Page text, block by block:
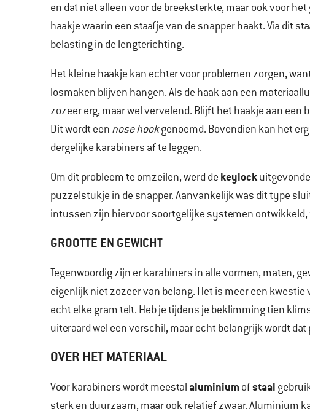
en dat niet alleen voor de breeksterkte, maar ook voor
haakje waarin een staafje van de snapper haakt. Via dit
belasting in de lengterichting.
Het kleine haakje kan echter voor problemen zorgen,
losmaken blijven hangen. Als de haak aan een
zozeer erg, maar wel vervelend. Blijft het haakje aan
Dit wordt een nose hookgenoemd. Bovendien kan het
dergelijke karabiners af te leggen.
Om dit probleem te omzeilen, werd de keylock
puzzelstukje in de snapper. Aanvankelijk was dit type
intussen zijn hiervoor soortgelijke systemen ontwikkeld,
GROOTTE EN GEWICHT
Tegenwoordig zijn er karabiners in alle vormen, maten,
eigenlijk niet zozeer van belang. Het is meer een
echt elke gram telt. Heb je tijdens je beklimming tien
uiteraard wel een verschil, maar echt belangrijk wordt
OVER HET MATERIAAL
Voor karabiners wordt meestal aluminium ofstaal
sterk en duurzaam, maar ook relatief zwaar. Aluminium